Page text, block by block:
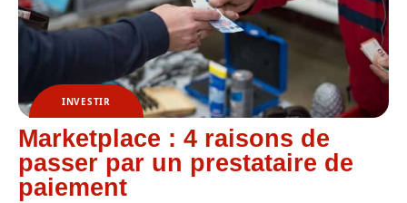
INVESTIR
Marketplace : 4 raisons de
passer par un prestataire de
paiement